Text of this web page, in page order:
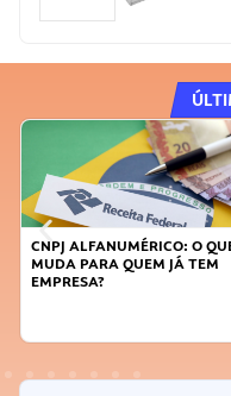
CNPJ ALFANUMÉRICO: O
MUDA PARA QUEM JÁ TEM
EMPRESA?